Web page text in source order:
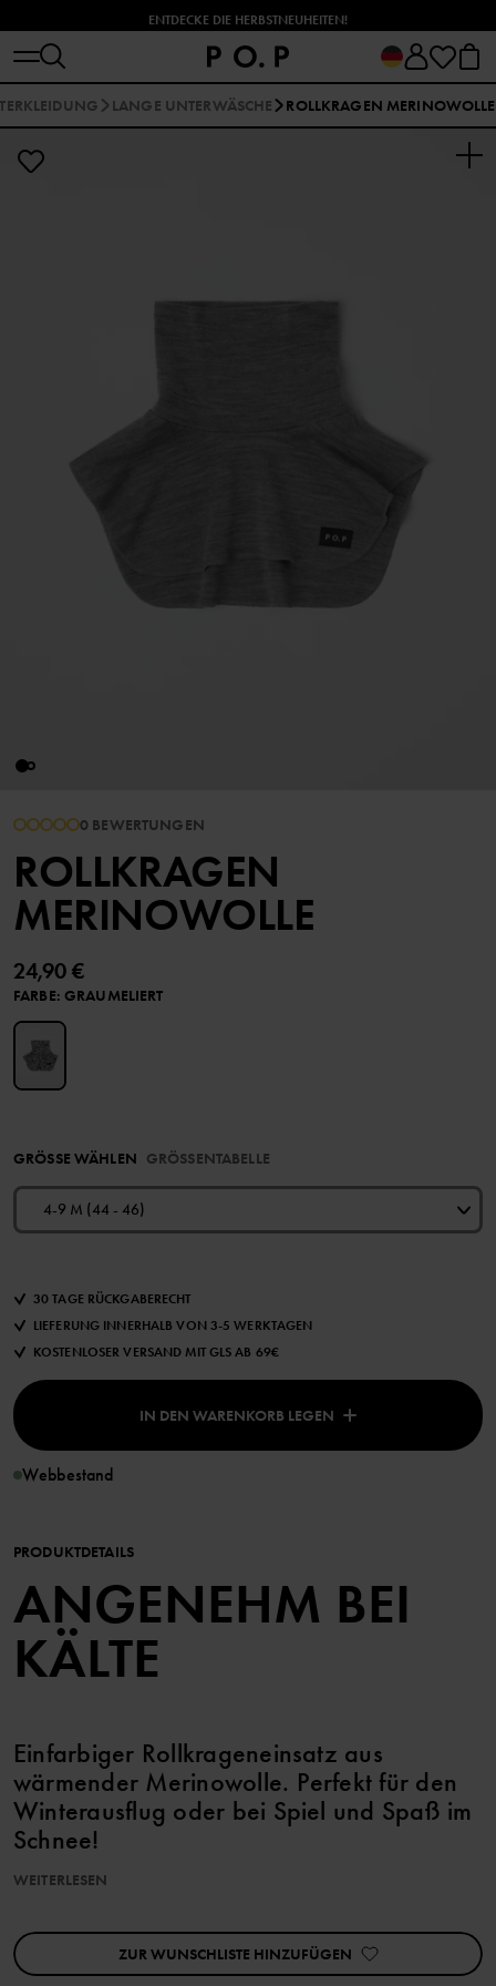
ENTDECKE DIE HERBSTNEUHEITEN!
LANGE UNTERWÄSCHE ROLLKRAGEN MERINOWOLLE
0 BEWERTUNGEN
ROLLKRAGEN
MERINOWOLLE
24,90 €
FARBE: GRAUMELIERT
GRÖSSE WÄHLEN GRÖSSENTABELLE
4-9 M (44 - 46)
30 TAGE RÜCKGABERECHT
LIEFERUNG INNERHALB VON 3-5 WERKTAGEN
KOSTENLOSER VERSAND MIT GLS AB 69€
IN DEN WARENKORB LEGEN
Webbestand
PRODUKTDETAILS
ANGENEHM BEI
KÄLTE
Einfarbiger Rollkrageneinsatz aus
wärmender Merinowolle. Perfekt für den
Winterausflug oder bei Spiel und Spaß im
Schnee!
https://www.polarnopyret.se/pop-cares/hallbara-plagg/vara-
hallbarhetsmarkningar»
WEITERLESEN
ZUR WUNSCHLISTE HINZUFÜGEN